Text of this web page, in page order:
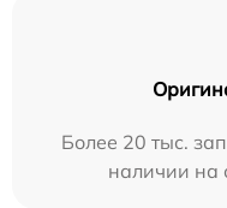
Более 20 тыс.
наличии на